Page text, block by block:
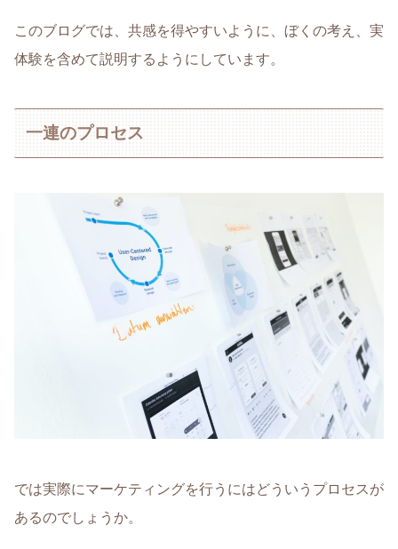
このブログでは、共感を得やすいように、ぼくの考え、実
体験を含めて説明するようにしています。
一連のプロセス
では実際にマーケティングを行うにはどういうプロセスが
あるのでしょうか。